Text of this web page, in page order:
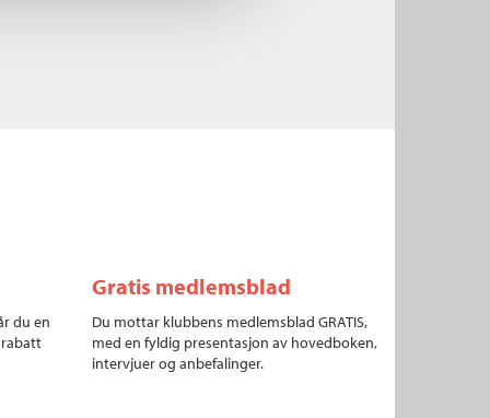
du en
Gratis medlemsblad
Du mottar klubbens medlemsblad GRATIS,
med en fyldig presentasjon av hovedboken,
intervjuer og anbefalinger.